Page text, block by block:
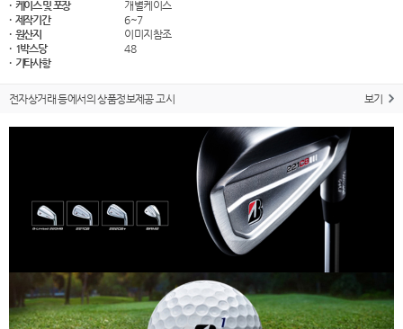
· 케이스 및 포장
개별케이스
· 제작기간
6~7
· 원산지
이미지참조
· 1박스당
48
· 기타사항
전자상거래 등에서의 상품정보제공 고시 보기